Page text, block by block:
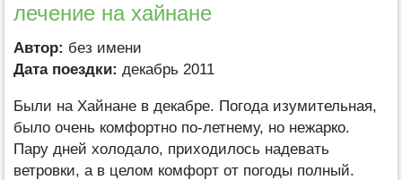
лечение на хайнане
Автор: без имени
Дата поездки: декабрь 2011
Были на Хайнане в декабре. Погода изумительная,
было очень комфортно по-летнему, но нежарко.
Пару дней холодало, приходилось надевать
ветровки, а в целом комфорт от погоды полный.